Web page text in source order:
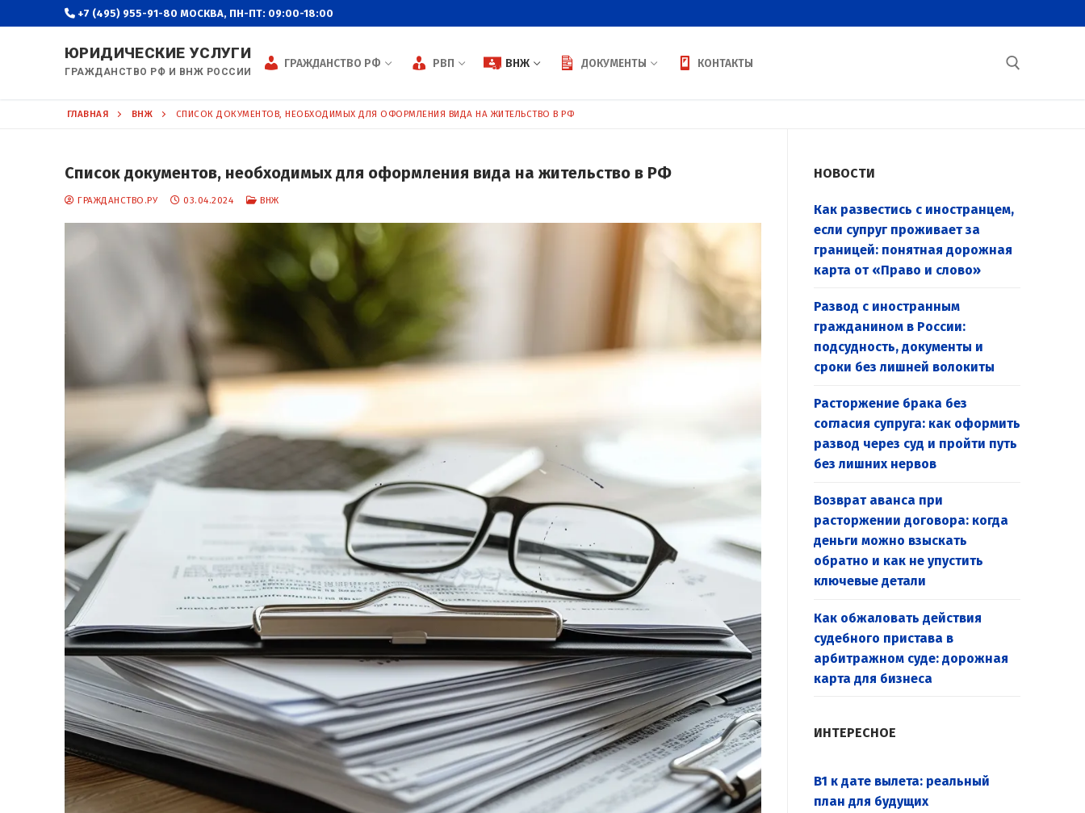
к
содержимому
+7 (495) 955-91-80 МОСКВА, ПН-ПТ: 09:00-18:00
ЮРИДИЧЕСКИЕ УСЛУГИ
ГРАЖДАНСТВО РФ И ВНЖ РОССИИ
ГРАЖДАНСТВО РФ РВП ВНЖ ДОКУМЕНТЫ КОНТАКТЫ
ГЛАВНАЯ ВНЖ СПИСОК ДОКУМЕНТОВ, НЕОБХОДИМЫХ ДЛЯ ОФОРМЛЕНИЯ ВИДА НА ЖИТЕЛЬСТВО В РФ
Список документов, необходимых для оформления вида на жительство в РФ
ГРАЖДАНСТВО.РУ 03.04.2024 ВНЖ
НОВОСТИ
Как развестись с иностранцем,
если супруг проживает за
границей: понятная дорожная
карта от «Право и слово»
Развод с иностранным
гражданином в России:
подсудность, документы и
сроки без лишней волокиты
Расторжение брака без
согласия супруга: как оформить
развод через суд и пройти путь
без лишних нервов
Возврат аванса при
расторжении договора: когда
деньги можно взыскать
обратно и как не упустить
ключевые детали
Как обжаловать действия
судебного пристава в
арбитражном суде: дорожная
карта для бизнеса
ИНТЕРЕСНОЕ
B1 к дате вылета: реальный
план для будущих